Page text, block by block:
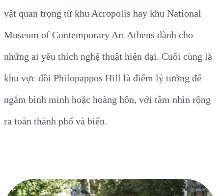
vật quan trọng từ khu Acropolis hay khu National
Museum of Contemporary Art Athens dành cho
những ai yêu thích nghệ thuật hiện đại. Cuối cùng là
khu vực đồi Philopappos Hill là điểm lý tưởng để
ngắm bình minh hoặc hoàng hôn, với tầm nhìn rộng
ra toàn thành phố và biển.